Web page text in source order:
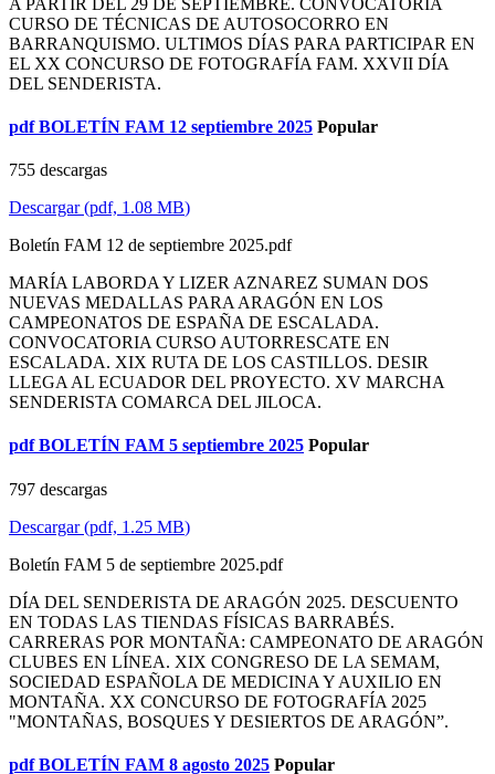
CURSO DE TÉCNICAS DE AUTOSOCORRO EN
BARRANQUISMO. ULTIMOS DÍAS PARA PARTICIPAR EN
EL XX CONCURSO DE FOTOGRAFÍA FAM. XXVII DÍA
DEL SENDERISTA.
pdf BOLETÍN FAM 12 septiembre 2025 Popular
755 descargas
Descargar(pdf, 1.08 MB)
Boletín FAM 12 de septiembre 2025.pdf
MARÍA LABORDA Y LIZER AZNAREZ SUMAN DOS
NUEVAS MEDALLAS PARA ARAGÓN EN LOS
CAMPEONATOS DE ESPAÑA DE ESCALADA.
CONVOCATORIA CURSO AUTORRESCATE EN
ESCALADA. XIX RUTA DE LOS CASTILLOS. DESIR
LLEGA AL ECUADOR DEL PROYECTO. XV MARCHA
SENDERISTA COMARCA DEL JILOCA.
pdf BOLETÍN FAM 5 septiembre 2025 Popular
797 descargas
Descargar(pdf, 1.25 MB)
Boletín FAM 5 de septiembre 2025.pdf
DÍA DEL SENDERISTA DE ARAGÓN 2025. DESCUENTO
EN TODAS LAS TIENDAS FÍSICAS BARRABÉS.
CARRERAS POR MONTAÑA: CAMPEONATO DE ARAGÓN
CLUBES EN LÍNEA. XIX CONGRESO DE LA SEMAM,
SOCIEDAD ESPAÑOLA DE MEDICINA Y AUXILIO EN
MONTAÑA. XX CONCURSO DE FOTOGRAFÍA 2025
"MONTAÑAS, BOSQUES Y DESIERTOS DE ARAGÓN”.
pdf BOLETÍN FAM 8 agosto 2025 Popular